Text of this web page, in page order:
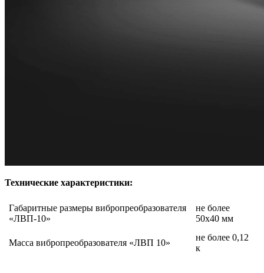
Технические характеристики:
Габаритные размеры вибропреобразователя
«ЛВП-10»
не более
50х40 мм
Масса вибропреобразователя «ЛВП 10»
не более 0,12
к